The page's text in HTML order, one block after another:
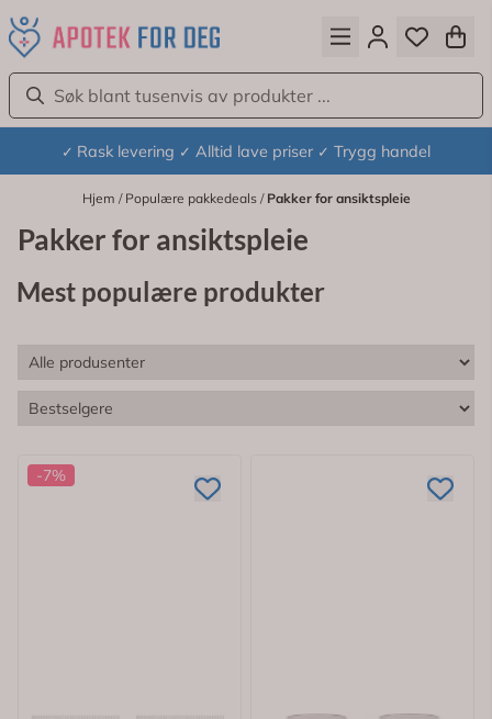
Hopp til innhold
✓ Rask levering ✓ Alltid lave priser ✓ Trygg handel
Hjem / Populære pakkedeals / Pakker for ansiktspleie
Pakker for ansiktspleie
Mest populære produkter
-7%